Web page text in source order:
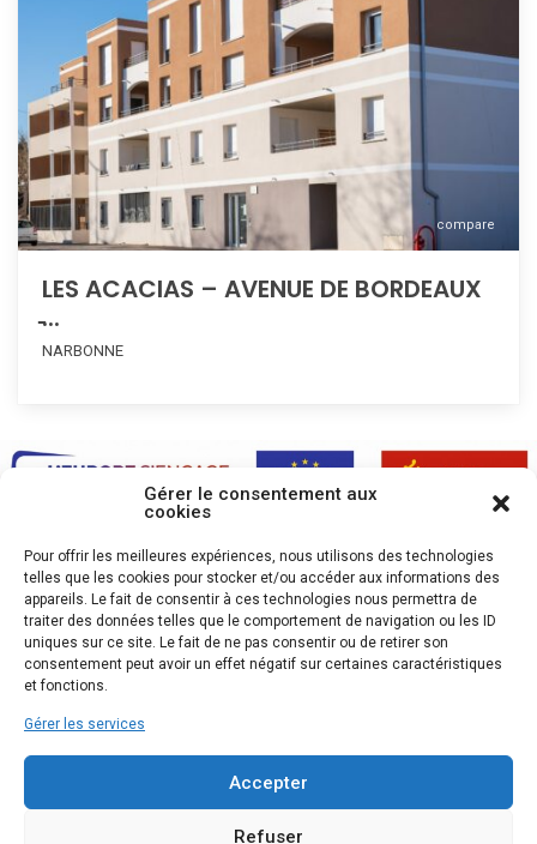
Gérer le consentement aux
cookies
Pour offrir les meilleures expériences, nous utilisons des technologies
telles que les cookies pour stocker et/ou accéder aux informations des
appareils. Le fait de consentir à ces technologies nous permettra de
traiter des données telles que le comportement de navigation ou les ID
uniques sur ce site. Le fait de ne pas consentir ou de retirer son
consentement peut avoir un effet négatif sur certaines caractéristiques
et fonctions.
Gérer les services
Accepter
Refuser
compare
LES ACACIAS – AVENUE DE BORDEAUX
̵...
NARBONNE